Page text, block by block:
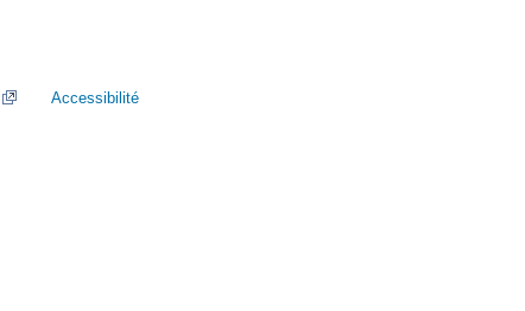
Accessibilité